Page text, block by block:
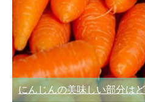
にんじんの美味しい部分は